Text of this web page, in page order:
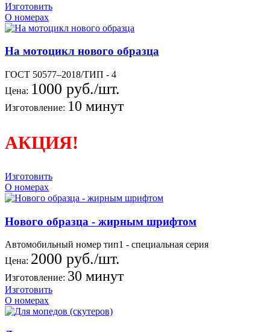
Изготовить
О номерах
На мотоцикл нового образца
ГОСТ 50577–2018/ТИП - 4
Цена: 1000 руб./шт.
Изготовление: 10 минут
АКЦИЯ!
Изготовить
О номерах
Нового образца - жирным шрифтом
Автомобильный номер тип1 - специальная серия
Цена: 2000 руб./шт.
Изготовление: 30 минут
Изготовить
О номерах